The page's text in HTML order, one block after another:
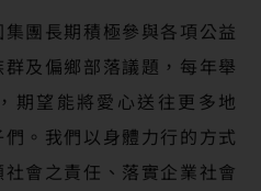
團長期積極參與各項公益
及偏鄉部落議題，每年舉
期望能將愛心送往更多地
。我們以身體力行的方式
會之責任、落實企業社會